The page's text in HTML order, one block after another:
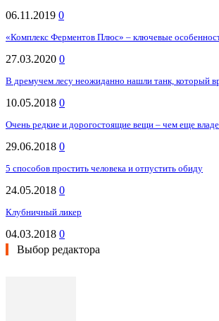
06.11.2019 0
«Комплекс Ферментов Плюс» – ключевые
27.03.2020 0
В дремучем лесу неожиданно нашли танк, который
10.05.2018 0
Очень редкие и дорогостоящие вещи – чем еще
29.06.2018 0
5 способов простить человека и отпустить обиду
24.05.2018 0
Клубничный ликер
04.03.2018 0
Выбор редактора